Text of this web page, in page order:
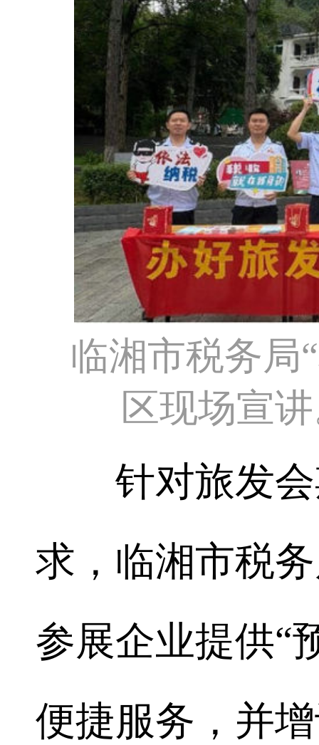
临湘市税务局
区现场宣
针对旅发会
求，临湘市税
参展企业提供“
便捷服务，并